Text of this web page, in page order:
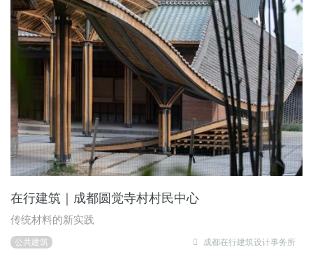
在行建筑｜成都圆觉寺村村民中心
传统材料的新实践
公共建筑 成都在行建筑设计事务所